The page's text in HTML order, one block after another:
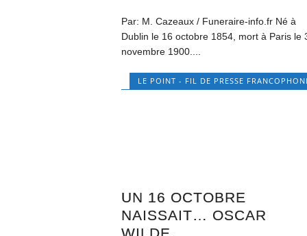
Par: M. Cazeaux / Funeraire-info.fr Né à
Dublin le 16 octobre 1854, mort à Paris le
novembre 1900....
LE POINT - FIL DE PRESSE
UN 16 OCTOBRE
NAISSAIT… OSCAR